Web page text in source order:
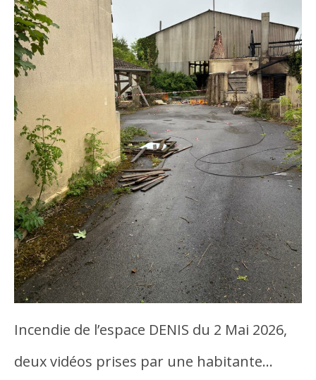
Incendie de l’espace DENIS du 2 Mai 2026,
deux vidéos prises par une habitante…